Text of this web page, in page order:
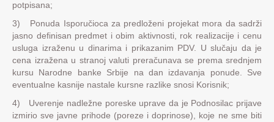
potpisana;
3) Ponuda Isporučioca za predloženi projekat mora da sadrži
jasno definisan predmet i obim aktivnosti, rok realizacije i cenu
usluga izraženu u dinarima i prikazanim PDV. U slučaju da je
cena izražena u stranoj valuti preračunava se prema srednjem
kursu Narodne banke Srbije na dan izdavanja ponude. Sve
eventualne kasnije nastale kursne razlike snosi Korisnik;
4) Uverenje nadležne poreske uprave da je Podnosilac prijave
izmirio sve javne prihode (poreze i doprinose), koje ne sme biti